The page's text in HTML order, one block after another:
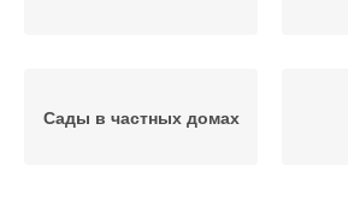
Сады в частных домах